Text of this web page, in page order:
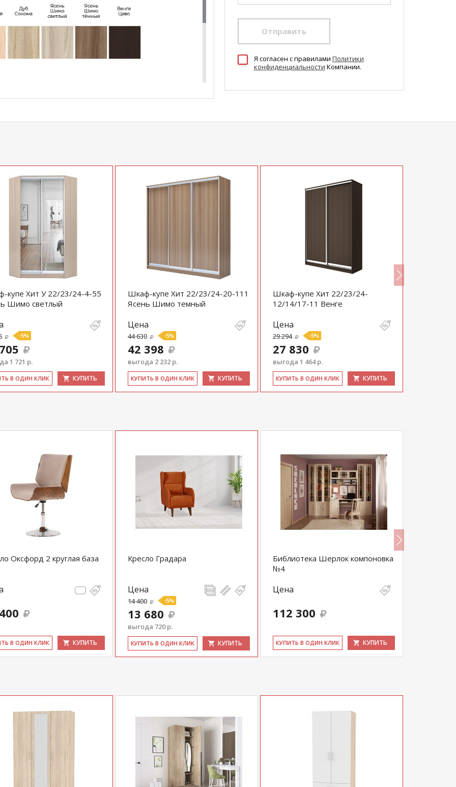
магазинах-салонах сети!
Отправить
Я согласен c правилами Политики
конфиденциальности Компании.
купе Хит У 22/23/24-4-55
Шимо светлый
-5%
1 721 р.
В ОДИН КЛИК КУПИТЬ
Шкаф-купе Хит 22/23/24-20-111
Ясень Шимо темный
Цена
44 630 -5%
42 398
выгода 2 232 р.
КУ­ПИТЬ В ОДИН КЛИК КУПИТЬ
Шкаф-купе Хит 22/23/24-
12/14/17-11 Венге
Цена
29 294 -5%
27 830
выгода 1 464 р.
КУ­ПИТЬ В ОДИН КЛИК КУПИТЬ
Оксфорд 2 круглая база
В ОДИН КЛИК КУПИТЬ
Кресло Градара
Цена
14 400 -5%
13 680
выгода 720 р.
КУ­ПИТЬ В ОДИН КЛИК КУПИТЬ
Библиотека Шерлок компоновка
№4
Цена
112 300
КУ­ПИТЬ В ОДИН КЛИК КУПИТЬ